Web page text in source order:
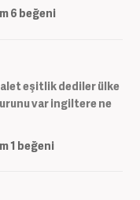
6 beğeni
eşitlik dediler ülke
var ingiltere ne
1 beğeni